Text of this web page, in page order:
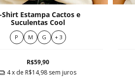
Shirt Estampa Cactos e
Suculentas Cool
P M G + 3
R$59,90
4x de R$14,98 sem juros